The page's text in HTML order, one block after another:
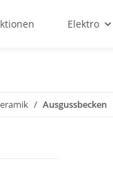
Elektro
Ausgussbecken